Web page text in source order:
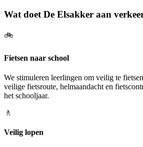
Wat doet De Elsakker aan
🚲
Fietsen naar school
We stimuleren leerlingen om veilig te
veilige fietsroute, helmaandacht en
het schooljaar.
🚶
Veilig lopen